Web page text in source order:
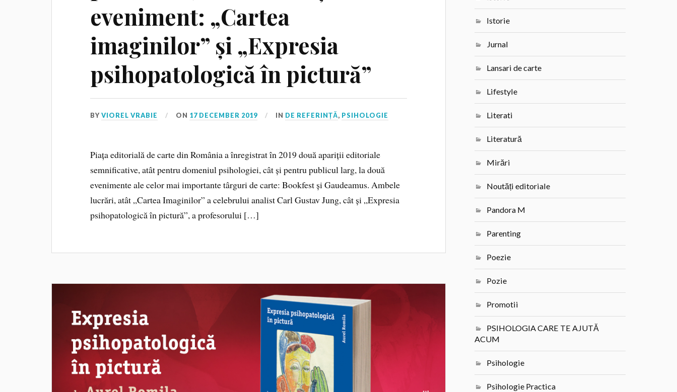
eveniment: „Cartea
imaginilor” și „Expresia
psihopatologică în pictură”
BYVIOREL VRABIE ON 17 DECEMBER 2019 IN DE REFERINȚĂ, PSIHOLOGIE
Piața editorială de carte din România a înregistrat în 2019 două apariții editoriale
semnificative, atât pentru domeniul psihologiei, cât și pentru publicul larg, la două
evenimente ale celor mai importante târguri de carte: Bookfest și Gaudeamus. Ambele
lucrări, atât „Cartea Imaginilor” a celebrului analist Carl Gustav Jung, cât și „Expresia
psihopatologică în pictură”, a profesorului […]
Istorie
Jurnal
Lansari de carte
Lifestyle
Literati
Literatură
Mirări
Noutăți editoriale
Pandora M
Parenting
Poezie
Pozie
Promotii
PSIHOLOGIA CARE TE AJUTĂ
ACUM
Psihologie
Psihologie Practica